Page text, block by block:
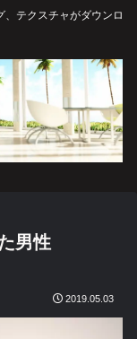
、テクスチャがダウンロ
男性
2019.05.03